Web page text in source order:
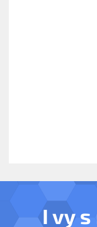
I vy